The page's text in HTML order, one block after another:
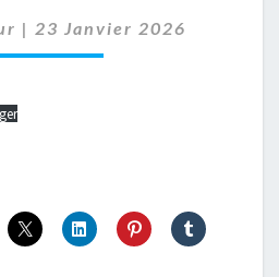
| 23 Janvier 2026